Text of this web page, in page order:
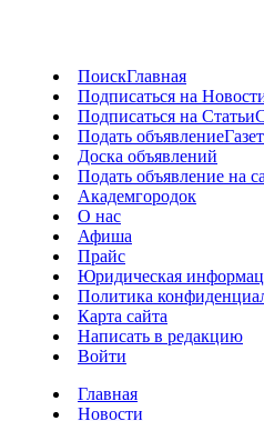
ПоискГлавная
Подписаться на
Подписаться на Статьи
Подать объявление
Доска объявлений
Подать объявление на
Академгородок
О нас
Афиша
Прайс
Юридическая
Политика
Карта сайта
Написать в редакцию
Войти
Главная
Новости